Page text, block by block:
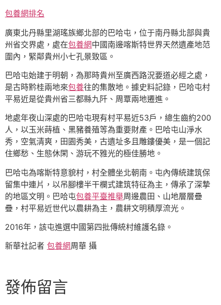
包養網排名
廣東北丹縣里湖瑤族鄉北部的巴哈屯，位于南丹縣北部與貴
州省交界處，處在包養網中國南邊喀斯特世界天然遺產地范
圍內，緊鄰貴州小七孔景致區。
巴哈屯始建于明朝，為那時貴州至廣西路況要道必經之處，
是古時黔桂兩地來包養往的集散地。據史料記錄，巴哈屯村
平易近是從貴州省三都縣九阡、周覃兩地遷進。
地處年夜山深處的巴哈屯現有村平易近53戶，總生齒約200
人，以玉米蒔植、黑豬養殖等為重要財產。巴哈屯山淨水
秀，空氣清爽，田園秀美，古遺址多且雕鏤優美，是一個記
住鄉愁、生態休閑、游玩不雅光的極佳勝地。
巴哈屯為喀斯特意貌村，村全體坐北朝南。屯內傳統建筑保
留集中連片，以吊腳樓半干欄式建筑特征為主，傳承了深摯
的地區文明。巴哈屯包養平臺推舉周邊農田、山地層層疊
疊，村平易近世代以農耕為主，農耕文明積厚流光。
2016年，該屯進選中國第四批傳統村維護名錄。
新華社記者 包養網周華 攝
發佈留言